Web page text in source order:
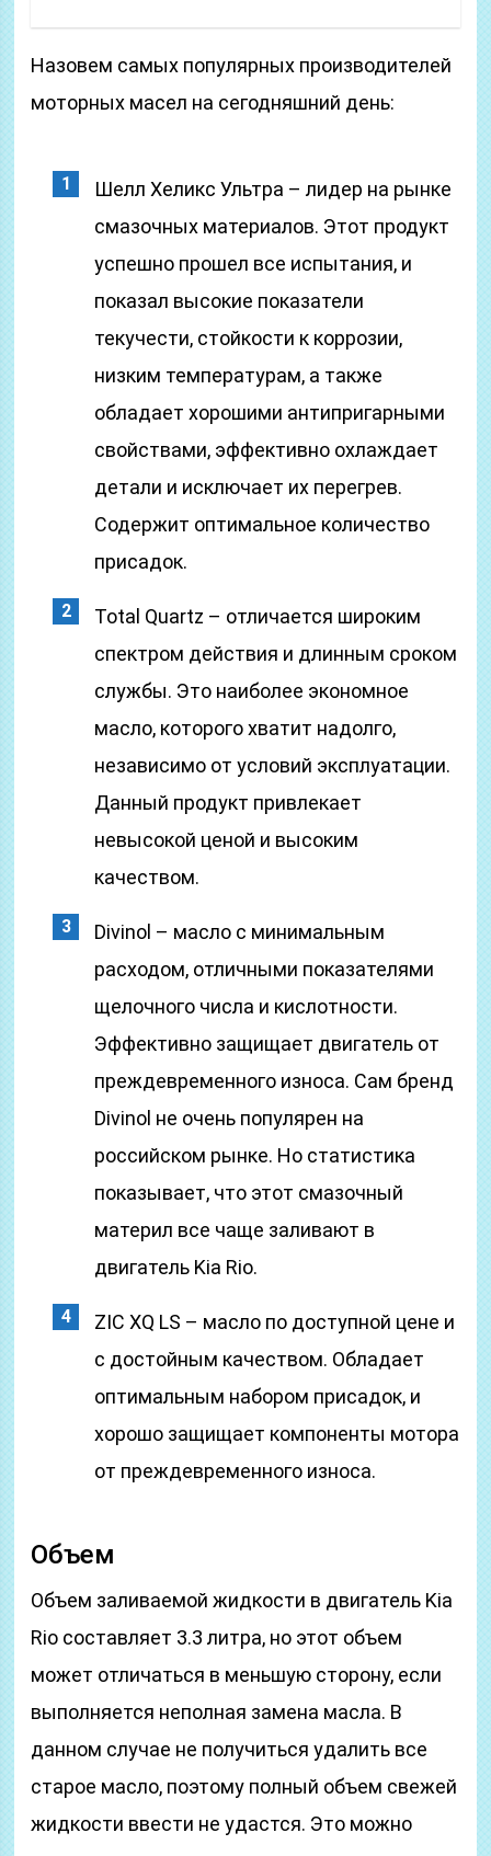
Назовем самых популярных производителей
моторных масел на сегодняшний день:
Шелл Хеликс Ультра – лидер на рынке
смазочных материалов. Этот продукт
успешно прошел все испытания, и
показал высокие показатели
текучести, стойкости к коррозии,
низким температурам, а также
обладает хорошими антипригарными
свойствами, эффективно охлаждает
детали и исключает их перегрев.
Содержит оптимальное количество
присадок.
Total Quartz – отличается широким
спектром действия и длинным сроком
службы. Это наиболее экономное
масло, которого хватит надолго,
независимо от условий эксплуатации.
Данный продукт привлекает
невысокой ценой и высоким
качеством.
Divinol – масло с минимальным
расходом, отличными показателями
щелочного числа и кислотности.
Эффективно защищает двигатель от
преждевременного износа. Сам бренд
Divinol не очень популярен на
российском рынке. Но статистика
показывает, что этот смазочный
материл все чаще заливают в
двигатель Kia Rio.
ZIC XQ LS – масло по доступной цене и
с достойным качеством. Обладает
оптимальным набором присадок, и
хорошо защищает компоненты мотора
от преждевременного износа.
Объем
Объем заливаемой жидкости в двигатель Kia
Rio составляет 3.3 литра, но этот объем
может отличаться в меньшую сторону, если
выполняется неполная замена масла. В
данном случае не получиться удалить все
старое масло, поэтому полный объем свежей
жидкости ввести не удастся. Это можно